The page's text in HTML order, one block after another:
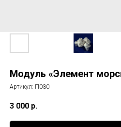
Модуль «Элемент
Артикул: П030
3 000 р.